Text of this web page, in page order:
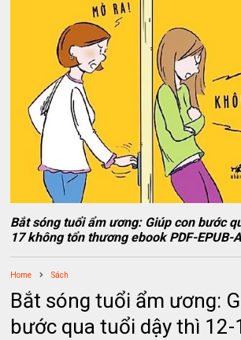
Bắt sóng tuổi ẩm ương: Giúp con bước
17 không tổn thương ebook PDF-EPUB-
Home Sách
Bắt sóng tuổi ẩm ương:
bước qua tuổi dậy thì